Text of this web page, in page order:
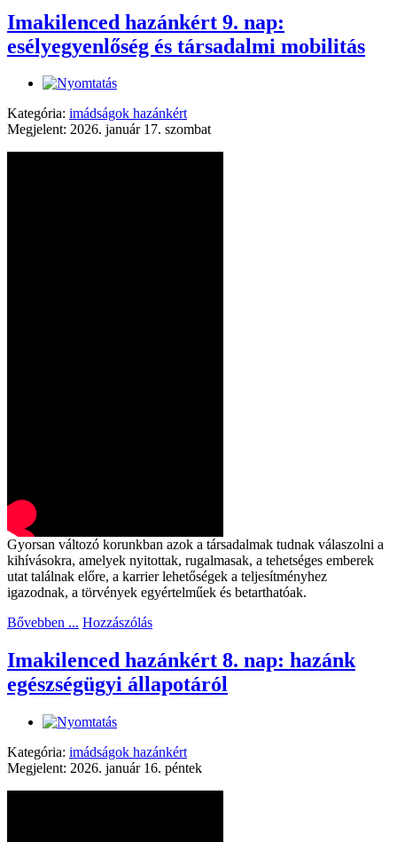
Imakilenced hazánkért 9. nap:
esélyegyenlőség és társadalmi mobilitás
Kategória: imádságok hazánkért
Megjelent: 2026. január 17. szombat
Gyorsan változó korunkban azok a társadalmak tudnak válaszolni a
kihívásokra, amelyek nyitottak, rugalmasak, a tehetséges emberek
utat találnak előre, a karrier lehetőségek a teljesítményhez
igazodnak, a törvények egyértelműek és betarthatóak.
Bővebben ... Hozzászólás
Imakilenced hazánkért 8. nap: hazánk
egészségügyi állapotáról
Kategória: imádságok hazánkért
Megjelent: 2026. január 16. péntek